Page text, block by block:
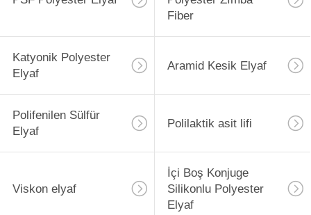
Fiber
Katyonik Polyester
Elyaf
Aramid Kesik Elyaf
Polifenilen Sülfür
Elyaf
Polilaktik asit lifi
Viskon elyaf
İçi Boş Konjuge
Silikonlu Polyester
Elyaf